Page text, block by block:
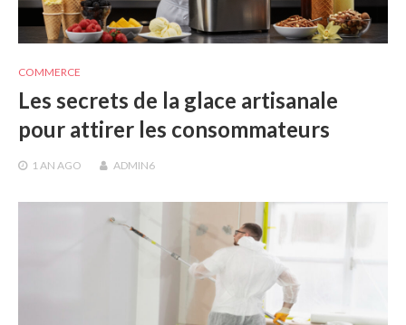
COMMERCE
Les secrets de la glace artisanale
pour attirer les consommateurs
1 AN AGO ADMIN6